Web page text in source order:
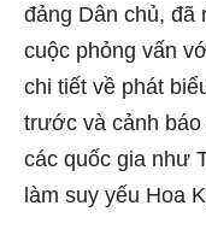
đảng Dân chủ, đã
cuộc phỏng vấn
chi tiết về phát
trước và cảnh báo
các quốc gia như
làm suy yếu Hoa